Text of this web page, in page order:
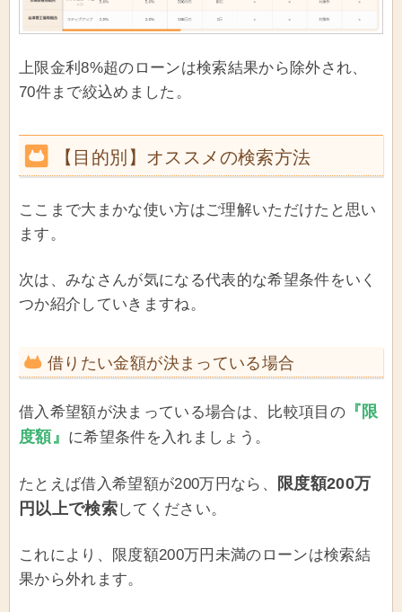
上限金利8%超のローンは検索結果から除外され、
70件まで絞込めました。
【目的別】オススメの検索方法
ここまで大まかな使い方はご理解いただけたと思い
ます。
次は、みなさんが気になる代表的な希望条件をいく
つか紹介していきますね。
借りたい金額が決まっている場合
借入希望額が決まっている場合は、比較項目の 『限
度額』 に希望条件を入れましょう。
たとえば借入希望額が200万円なら、
限度額200万
円以上で検索してください。
これにより、限度額200万円未満のローンは検索結
果から外れます。